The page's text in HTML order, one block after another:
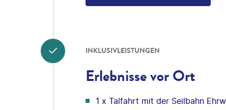
INKLUSIVLEISTUNGEN
Erlebnisse vor Ort
1 x Talfahrt mit der Seilbahn